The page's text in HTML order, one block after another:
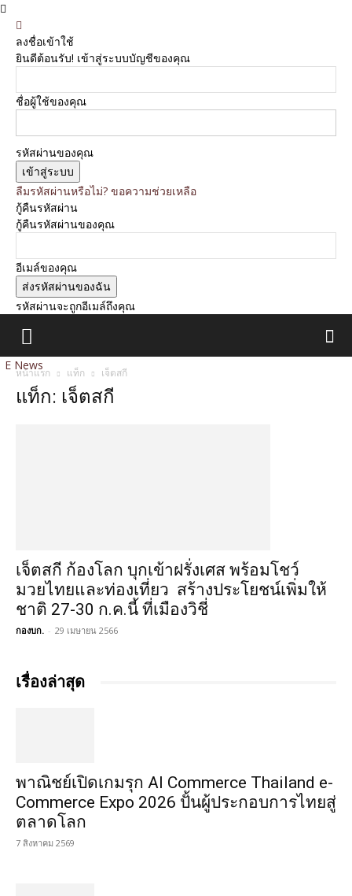
ลงชื่อเข้าใช้
ยินดีต้อนรับ! เข้าสู่ระบบบัญชีของคุณ
ชื่อผู้ใช้ของคุณ
รหัสผ่านของคุณ
ลืมรหัสผ่านหรือไม่? ขอความช่วยเหลือ
กู้คืนรหัสผ่าน
กู้คืนรหัสผ่านของคุณ
อีเมล์ของคุณ
รหัสผ่านจะถูกอีเมล์ถึงคุณ
E News
หน้าแรก แท็ก เจ็ตสกี
แท็ก: เจ็ตสกี
เจ็ตสกี ก้องโลก บุกเข้าฝรั่งเศส พร้อมโชว์
มวยไทยและท่องเที่ยว สร้างประโยชน์เพิ่มให้
ชาติ 27-30 ก.ค.นี้ ที่เมืองวิชี่
กองบก. - 29 เมษายน 2566
เรื่องล่าสุด
พาณิชย์เปิดเกมรุก AI Commerce Thailand e-
Commerce Expo 2026 ปั้นผู้ประกอบการไทยสู่
ตลาดโลก
7 สิงหาคม 2569